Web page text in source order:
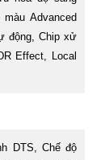
Advanced
động, Chip xử
Effect, Local
DTS, Chế độ